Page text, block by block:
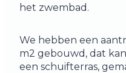
het zwembad.
We hebben een
m2 gebouwd, dat
een schuifterras,